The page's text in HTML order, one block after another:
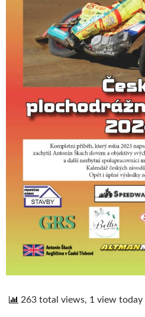
263 total views, 1 view today